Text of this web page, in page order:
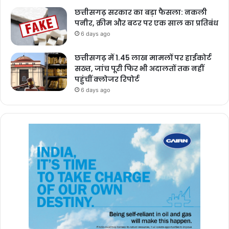
छत्तीसगढ़ सरकार का बड़ा फैसला: नकली
पनीर, क्रीम और बटर पर एक साल का प्रतिबंध
6 days ago
छत्तीसगढ़ में 1.45 लाख मामलों पर हाईकोर्ट
सख्त, जांच पूरी फिर भी अदालतों तक नहीं
पहुंचीं क्लोजर रिपोर्ट
6 days ago